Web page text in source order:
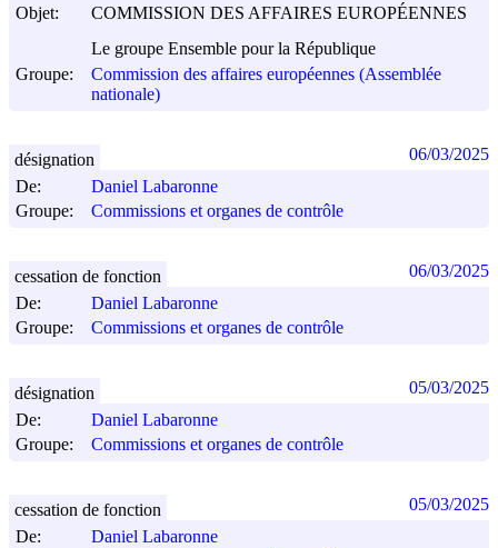
Objet:
COMMISSION DES AFFAIRES EUROPÉENNES
Le groupe Ensemble pour la République
Groupe:
Commission des affaires européennes (Assemblée
nationale)
De:
Daniel Labaronne
Groupe:
Commissions et organes de contrôle
désignation 06/03/2025
De:
Daniel Labaronne
Groupe:
Commissions et organes de contrôle
cessation de fonction 06/03/2025
De:
Daniel Labaronne
Groupe:
Commissions et organes de contrôle
désignation 05/03/2025
De:
Daniel Labaronne
cessation de fonction 05/03/2025